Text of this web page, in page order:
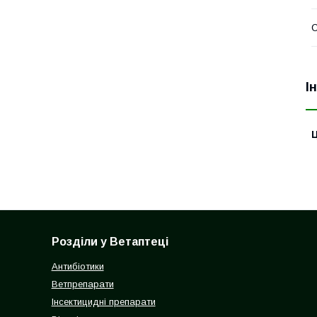
Розділи у Ветаптеці
Антибіотики
Ветпрепарати
Інсектицидні препарати